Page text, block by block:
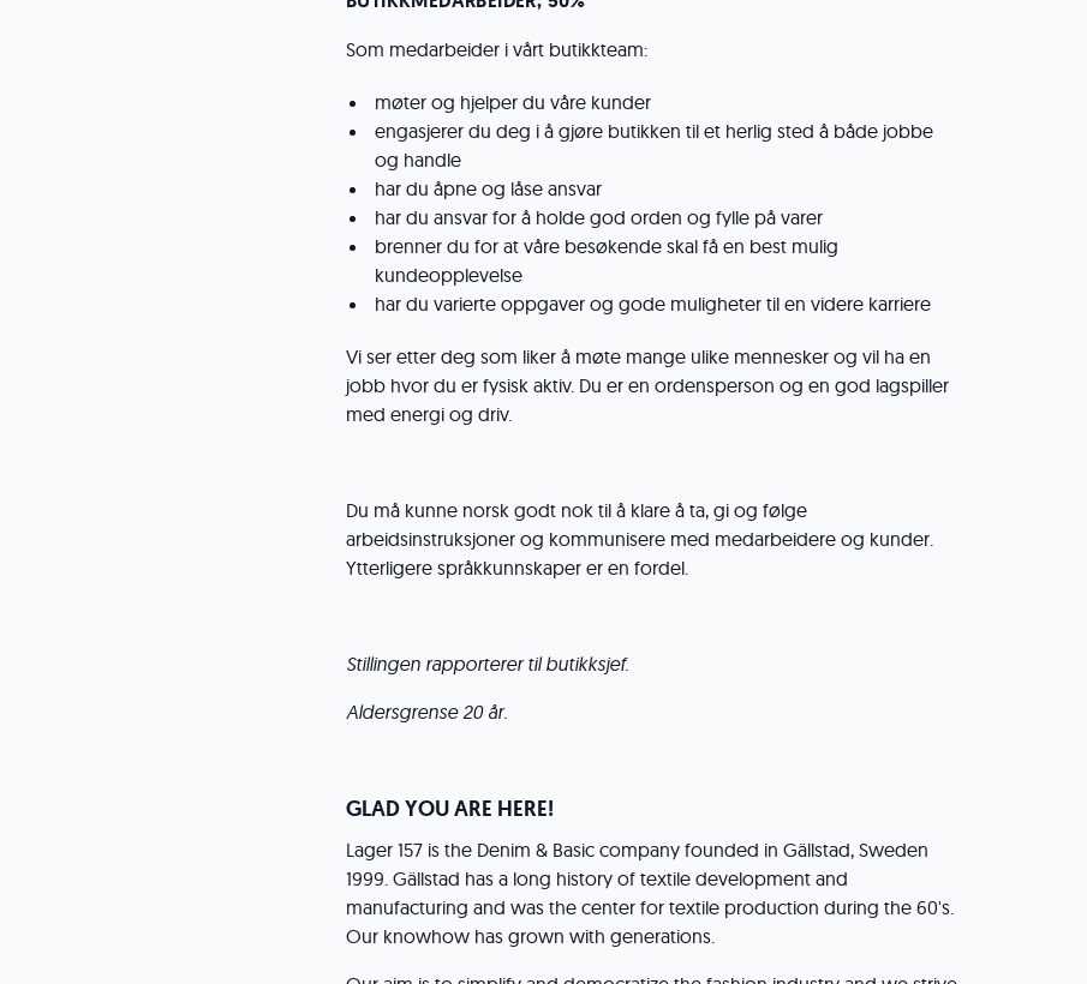
Som medarbeider i vårt butikkteam:
møter og hjelper du våre kunder
engasjerer du deg i å gjøre butikken til et herlig sted å både jobbe
og handle
har du åpne og låse ansvar
har du ansvar for å holde god orden og fylle på varer
brenner du for at våre besøkende skal få en best mulig
kundeopplevelse
har du varierte oppgaver og gode muligheter til en videre karriere
Vi ser etter deg som liker å møte mange ulike mennesker og vil ha en
jobb hvor du er fysisk aktiv. Du er en ordensperson og en god lagspiller
med energi og driv.
Du må kunne norsk godt nok til å klare å ta, gi og følge
arbeidsinstruksjoner og kommunisere med medarbeidere og kunder.
Ytterligere språkkunnskaper er en fordel.
Stillingen rapporterer til butikksjef.
Aldersgrense 20 år.
GLAD YOU ARE HERE!
Lager 157 is the Denim & Basic company founded in Gällstad, Sweden
1999. Gällstad has a long history of textile development and
manufacturing and was the center for textile production during the 60's.
Our knowhow has grown with generations.